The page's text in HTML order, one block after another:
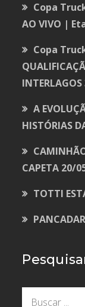
Copa
AO VIVO |
Copa
INTERLAGOS
A
HISTÓRIAS
CAPETA 20/
TOTTI
Buscar